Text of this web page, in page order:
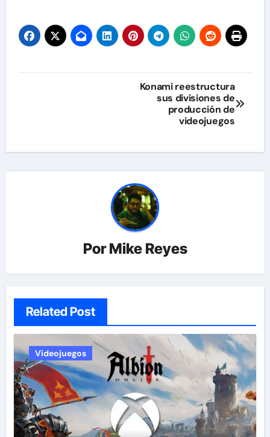
Konami reestructura
sus divisiones de
producción de
videojuegos
PorMike Reyes
Related Post
Videojuegos